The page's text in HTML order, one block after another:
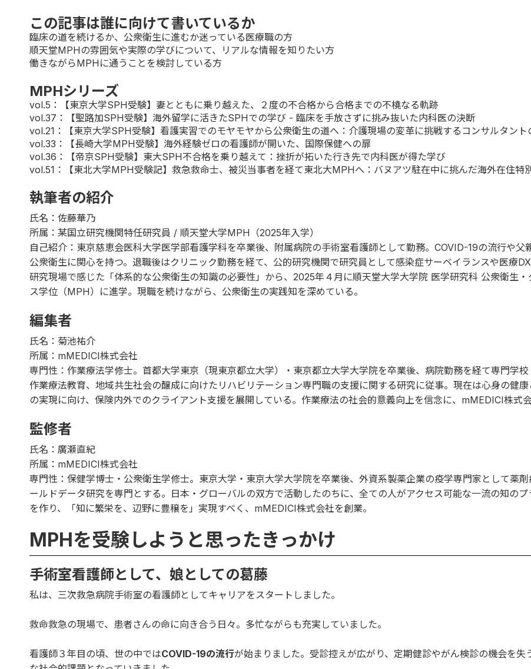
この記事は誰に向けて書いているか
臨床の道を続けるか、公衆衛生に進むか迷っている医療職の方
順天堂MPHの雰囲気や実際の学びについて、リアルな情報を知りたい方
働きながらMPHに通うことを検討している方
MPHシリーズ
vol.5 ：【東京大学SPH受験】妻とともに乗り越えた、２度の不合格から合格までの不橈なる軌跡
vol.37 ：【聖路加SPH受験】海外留学に活きたSPHでの学び - 臨床を手放さずに挑み抜いた内科医の決断
vol.21 ：【東京大学SPH受験】看護実習でのモヤモヤから公衆衛生の道へ：介護現場の変革に挑戦するコンサルタン
vol.33 ：【長崎大学MPH受験】海外経験ゼロの看護師が開いた、国際保健への扉
vol.36 ：【帝京SPH受験】東大SPH不合格を乗り越えて：挫折が拓いた行き先で内科医が得た学び
vol.51 ：【東北大学MPH受験記】救急救命士、被災当事者を経て東北大MPHへ：バヌアツ駐在中に挑んだ海外在住特
執筆者の紹介
氏名：佐藤華乃
所属：某国立研究機関特任研究員 / 順天堂大学MPH（2025年入学）
自己紹介：東京慈恵会医科大学医学部看護学科を卒業後、附属病院の手術室看護師として勤務。COVID-19の流行や父
公衆衛生に関心を持つ。退職後はクリニック勤務を経て、公的研究機関で研究員として感染症サーベイランスや医療DX
研究現場で感じた「体系的な公衆衛生の知識の必要性」から、2025年４月に順天堂大学大学院 医学研究科 公衆衛生・
ス学位（MPH）に進学。現職を続けながら、公衆衛生の実践知を深めている。
編集者
氏名：菊池祐介
所属：mMEDICI株式会社
専門性：作業療法学修士。首都大学東京（現東京都立大学）・東京都立大学大学院を卒業後、病院勤務を経て専門学
作業療法教育、地域共生社会の醸成に向けたリハビリテーション専門職の支援に関する研究に従事。現在は心身の健
の実現に向け、保険内外でのクライアント支援を展開している。作業療法の社会的意義向上を信念に、mMEDICI株式会
監修者
氏名：廣瀬直紀
所属：mMEDICI株式会社
専門性：保健学博士・公衆衛生学修士。東京大学・東京大学大学院を卒業後、外資系製薬企業の疫学専門家として薬
ールドデータ研究を専門とする。日本・グローバルの双方で活動したのちに、全ての人がアクセス可能な一流の知の
を作り、「知に繁栄を、辺野に豊穣を」実現すべく、mMEDICI株式会社を創業。
MPHを受験しようと思ったきっかけ
手術室看護師として、娘としての葛藤
私は、三次救急病院手術室の看護師としてキャリアをスタートしました。
救命救急の現場で、患者さんの命に向き合う日々。多忙ながらも充実していました。
看護師３年目の頃、世の中ではCOVID-19の流行が始まりました。受診控えが広がり、定期健診やがん検診の機会を失